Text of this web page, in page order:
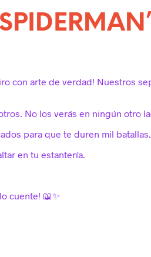
con arte de verdad! Nuestros
No los verás en ningún otro
para que te duren mil batallas.
en tu estantería.
cuente! 📖✨